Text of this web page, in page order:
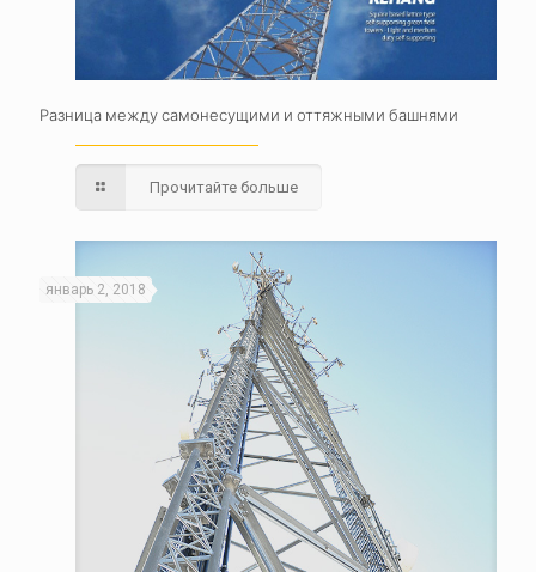
Разница между самонесущими и оттяжными башнями
Прочитайте больше
январь 2, 2018